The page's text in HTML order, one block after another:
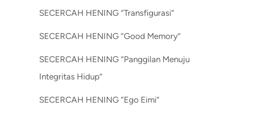
SECERCAH HENING “Transfigurasi”
SECERCAH HENING “Good Memory”
SECERCAH HENING “Panggilan Menuju
Integritas Hidup”
SECERCAH HENING “Ego Eimi”